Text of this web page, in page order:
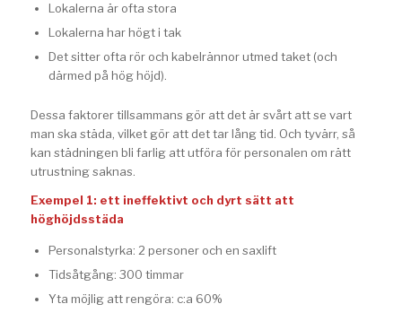
Lokalerna är ofta stora
Lokalerna har högt i tak
Det sitter ofta rör och kabelrännor utmed taket (och
därmed på hög höjd).
Dessa faktorer tillsammans gör att det är svårt att se vart
man ska städa, vilket gör att det tar lång tid. Och tyvärr, så
kan städningen bli farlig att utföra för personalen om rätt
utrustning saknas.
Exempel 1: ett ineffektivt och dyrt sätt att
höghöjdsstäda
Personalstyrka: 2 personer och en saxlift
Tidsåtgång: 300 timmar
Yta möjlig att rengöra: c:a 60%